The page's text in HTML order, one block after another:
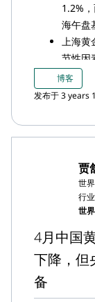
1.2%
海午盘
上海
节性因
下，较
相比，
均溢价
截至5
币）
截至5
上月
是受到
博客
发布于 3 years
贾
世
行
世
4月中国
下降，但
备